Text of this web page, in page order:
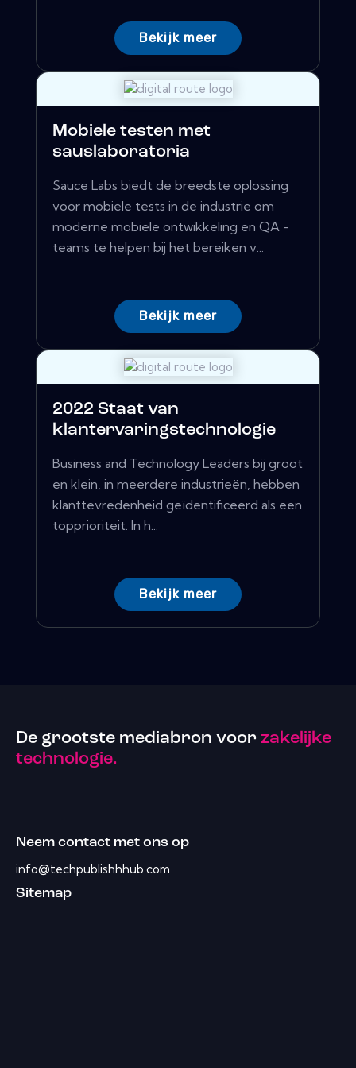
Bekijk meer
Mobiele testen met
sauslaboratoria
Sauce Labs biedt de breedste oplossing
voor mobiele tests in de industrie om
moderne mobiele ontwikkeling en QA -
teams te helpen bij het bereiken v...
Bekijk meer
2022 Staat van
klantervaringstechnologie
Business and Technology Leaders bij groot
en klein, in meerdere industrieën, hebben
klanttevredenheid geïdentificeerd als een
topprioriteit. In h...
Bekijk meer
De grootste mediabron voor zakelijke
technologie.
Neem contact met ons op
info@techpublishhhub.com
Sitemap